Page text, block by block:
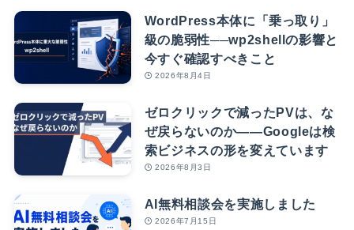
WordPress本体に「乗っ取り」
級の脆弱性──wp2shellの影響と
今すぐ確認すべきこと
2026年8月4日
ゼロクリックで減ったPVは、な
ぜ戻らないのか――Googleは検
索ビジネスの形を変えています
2026年8月3日
AI無料相談会を実施しました
2026年7月15日